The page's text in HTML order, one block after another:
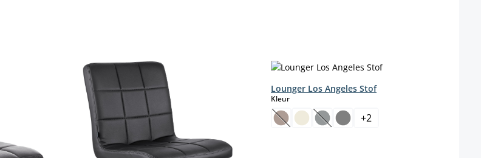
Lounger Los Angeles Stof
Kleurselect
(Deze optie is momenteel niet beschikbaar.)
(Deze optie is momenteel niet
+2